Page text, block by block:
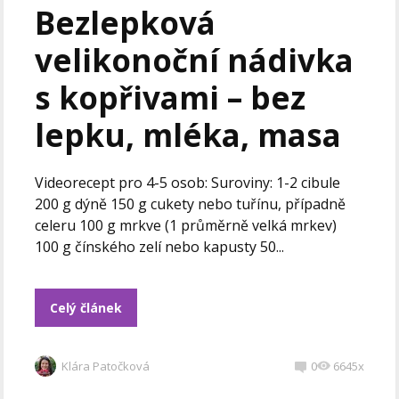
Bezlepková
velikonoční nádivka
s kopřivami – bez
lepku, mléka, masa
Videorecept pro 4-5 osob: Suroviny: 1-2 cibule
200 g dýně 150 g cukety nebo tuřínu, případně
celeru 100 g mrkve (1 průměrně velká mrkev)
100 g čínského zelí nebo kapusty 50...
Celý článek
Klára Patočková 0 6645x